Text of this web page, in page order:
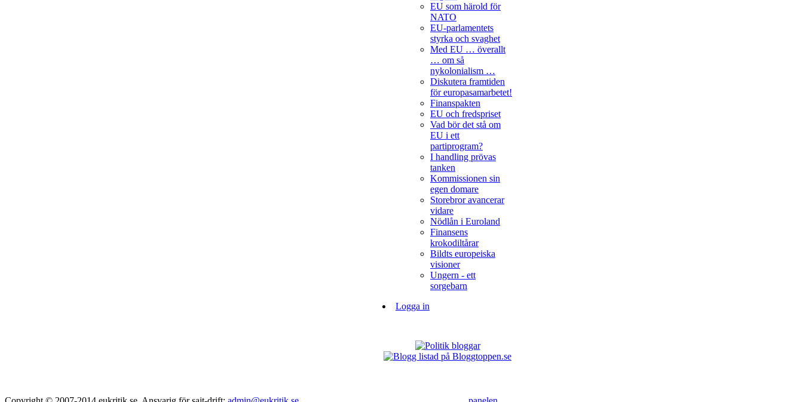
EU som härold för
NATO
EU-parlamentets
styrka och svaghet
Med EU … överallt
… om så
nykolonialism …
Diskutera framtiden
för europasamarbetet!
Finanspakten
EU och fredspriset
Vad bör det stå om
EU i ett
partiprogram?
I handling prövas
tanken
Kommissionen sin
egen domare
Storebror avancerar
vidare
Nödlån i Euroland
Finansens
krokodiltårar
Bildts europeiska
visioner
Ungern - ett
sorgebarn
Logga in